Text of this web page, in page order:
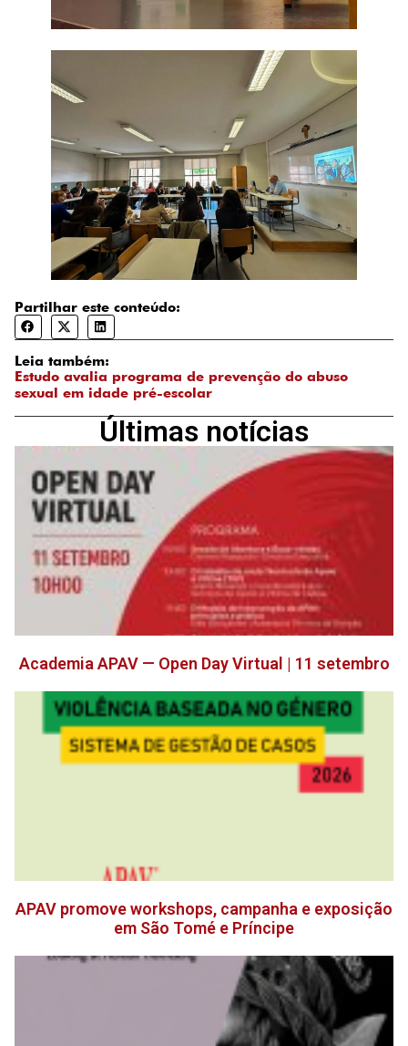
Partilhar este conteúdo:
Leia também:
Estudo avalia programa de prevenção do abuso
sexual em idade pré-escolar
Últimas notícias
Academia APAV — Open Day Virtual | 11 setembro
APAV promove workshops, campanha e exposição
em São Tomé e Príncipe